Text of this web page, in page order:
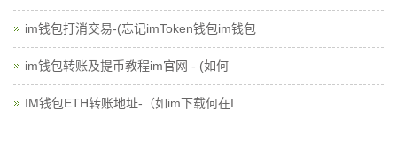
im钱包打消交易-(忘记imToken钱包im钱包
im钱包转账及提币教程im官网 - (如何
IM钱包ETH转账地址-（如im下载何在I